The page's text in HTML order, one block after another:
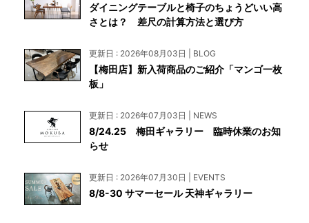
ダイニングテーブルと椅子のちょうどいい高
さとは？ 差尺の計算方法と選び方
更新日 : 2026年08月03日 | BLOG
【梅田店】新入荷商品のご紹介「マンゴ一枚
板」
更新日 : 2026年07月03日 | NEWS
8/24.25 梅田ギャラリー 臨時休業のお知
らせ
更新日 : 2026年07月30日 | EVENTS
8/8-30 サマーセール 天神ギャラリー